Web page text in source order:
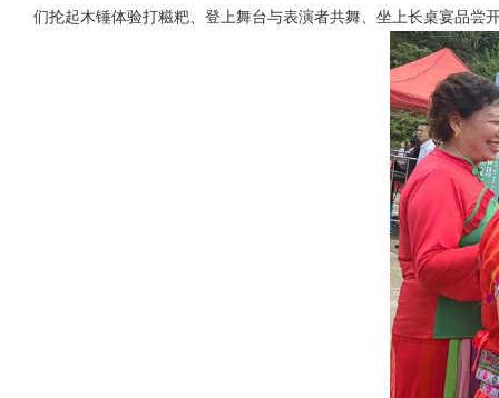
们抡起木锤体验打糍粑、登上舞台与表演者共舞、坐上长桌宴品尝